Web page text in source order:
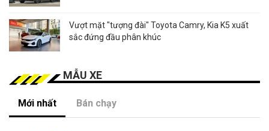
Vượt mặt "tượng đài" Toyota Camry, Kia K5 xuất
sắc đứng đầu phân khúc
MẪU XE
Mới nhất Bán chạy